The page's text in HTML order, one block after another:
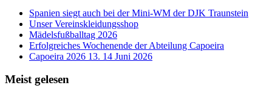
Spanien siegt auch bei der Mini-WM der DJK Traunstein
Unser Vereinskleidungsshop
Mädelsfußballtag 2026
Erfolgreiches Wochenende der Abteilung Capoeira
Capoeira 2026 13. 14 Juni 2026
Meist gelesen